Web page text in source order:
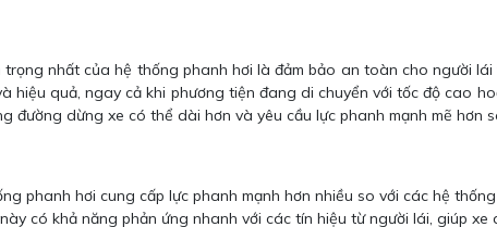
nhất của hệ thống phanh hơi là đảm bảo an toàn cho người
hiệu quả, ngay cả khi phương tiện đang di chuyển với tốc độ cao
đường dừng xe có thể dài hơn và yêu cầu lực phanh mạnh mẽ hơn
phanh hơi cung cấp lực phanh mạnh hơn nhiều so với các hệ
có khả năng phản ứng nhanh với các tín hiệu từ người lái, giúp